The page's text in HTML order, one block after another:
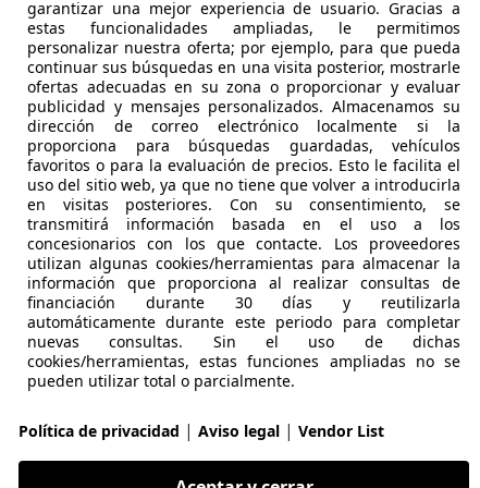
¿Desea ser informado automáticamente sobre
Guardar búsqueda
Explora vehículos
Diferente de tus criterios de búsqueda, pero
ser informado automáticamente sobre
Guardar búsqueda
garantizar una mejor experiencia de usuario. Gracias a
estas funcionalidades ampliadas, le permitimos
personalizar nuestra oferta; por ejemplo, para que pueda
continuar sus búsquedas en una visita posterior, mostrarle
ofertas adecuadas en su zona o proporcionar y evaluar
publicidad y mensajes personalizados. Almacenamos su
dirección de correo electrónico localmente si la
proporciona para búsquedas guardadas, vehículos
favoritos o para la evaluación de precios. Esto le facilita el
uso del sitio web, ya que no tiene que volver a introducirla
en visitas posteriores. Con su consentimiento, se
transmitirá información basada en el uso a los
concesionarios con los que contacte. Los proveedores
utilizan algunas cookies/herramientas para almacenar la
información que proporciona al realizar consultas de
financiación durante 30 días y reutilizarla
automáticamente durante este periodo para completar
nuevas consultas. Sin el uso de dichas
cookies/herramientas, estas funciones ampliadas no se
pueden utilizar total o parcialmente.
Política de privacidad | Aviso legal | Vendor List